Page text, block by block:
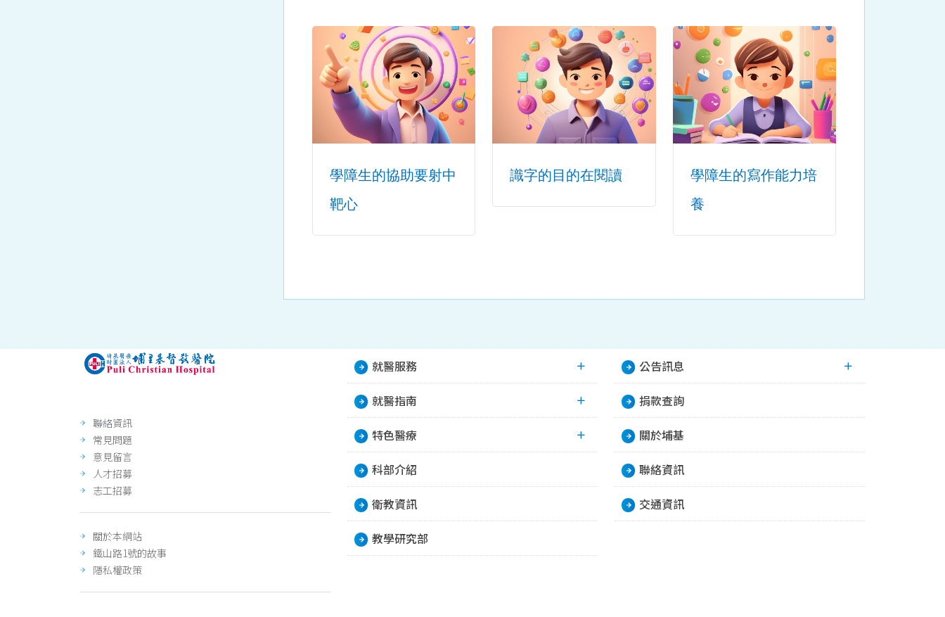
學障生的協助要射中
靶心
識字的目的在閱讀
學障生的寫作能力培
養
聯絡資訊
常見問題
意見留言
人才招募
志工招募
關於本網站
鐵山路1號的故事
隱私權政策
就醫服務
就醫指南
特色醫療
科部介紹
衛教資訊
教學研究部
公告訊息
捐款查詢
關於埔基
聯絡資訊
交通資訊